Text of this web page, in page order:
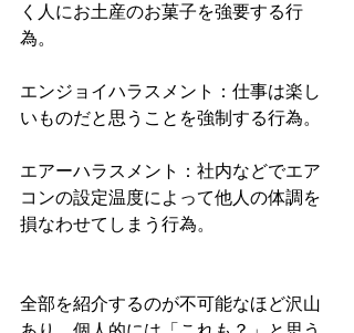
く人にお土産のお菓子を強要する行
為。
エンジョイハラスメント：仕事は楽し
いものだと思うことを強制する行為。
エアーハラスメント：社内などでエア
コンの設定温度によって他人の体調を
損なわせてしまう行為。
全部を紹介するのが不可能なほど沢山